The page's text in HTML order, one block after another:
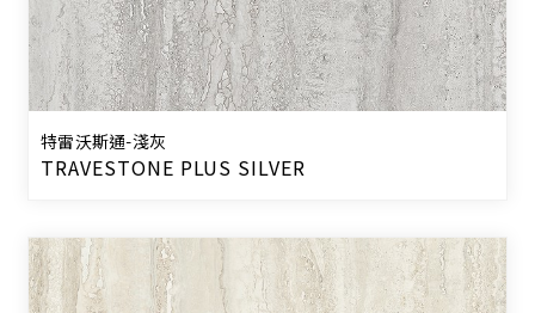
特雷沃斯通-淺灰
TRAVESTONE PLUS SILVER